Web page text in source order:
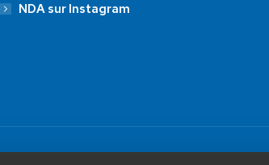
NDA sur Instagram